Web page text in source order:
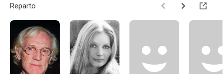
Reparto